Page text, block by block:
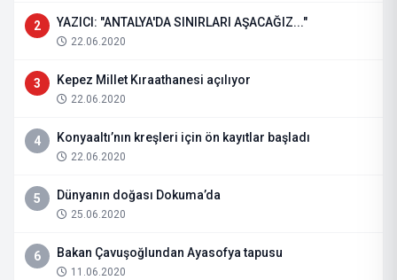
2 YAZICI: "ANTALYA'DA SINIRLARI AŞACAĞIZ..."
22.06.2020
3 Kepez Millet Kıraathanesi açılıyor
22.06.2020
4 Konyaaltı’nın kreşleri için ön kayıtlar başladı
22.06.2020
5 Dünyanın doğası Dokuma’da
25.06.2020
6 Bakan Çavuşoğlundan Ayasofya tapusu
11.06.2020